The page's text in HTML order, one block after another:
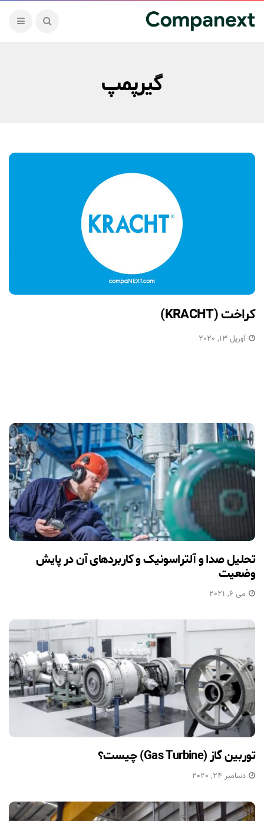
گیرپمپ
کراخت (KRACHT)
آوریل 13, 2020
تحلیل صدا و آلتراسونیک و کاربردهای آن در پایش
وضعیت
می 6, 2021
توربین گاز (Gas Turbine) چیست؟
دسامبر 24, 2020